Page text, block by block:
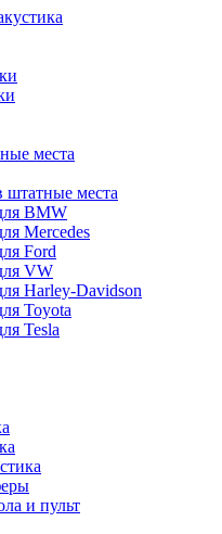
места
штатные места
BMW
Mercedes
Ford
VW
Harley-Davidson
Toyota
Tesla
и пульт